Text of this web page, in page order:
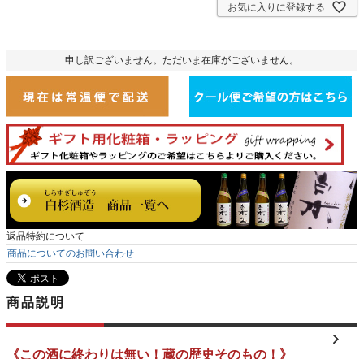
お気に入りに登録する
申し訳ございません。ただいま在庫がございません。
返品特約について
商品についてのお問い合わせ
商品説明
《この酒に終わりは無い！蔵の歴史そのもの！》